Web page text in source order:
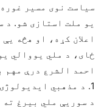
سیاست نوی مسیر
یو ملت استازی شو. د
اعلان کړه، او هڅه
ځای، د ملي یووالي
احمد الشرع درې مهم
1. د مذهبي
د سوریې ملي بیرغ